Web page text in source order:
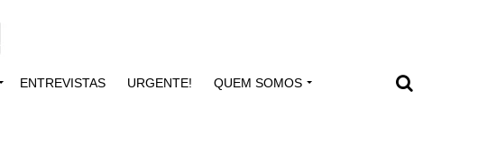
ENTREVISTAS URGENTE! QUEM SOMOS